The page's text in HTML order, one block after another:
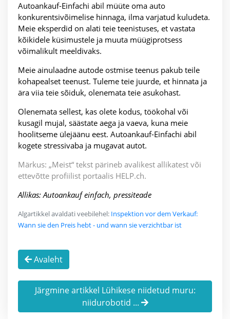
Autoankauf-Einfachi abil müüte oma auto
konkurentsivõimelise hinnaga, ilma varjatud kuludeta.
Meie eksperdid on alati teie teenistuses, et vastata
kõikidele küsimustele ja muuta müügiprotsess
võimalikult meeldivaks.
Meie ainulaadne autode ostmise teenus pakub teile
kohapealset teenust. Tuleme teie juurde, et hinnata ja
ära viia teie sõiduk, olenemata teie asukohast.
Olenemata sellest, kas olete kodus, töökohal või
kusagil mujal, säästate aega ja vaeva, kuna meie
hoolitseme ülejäänu eest. Autoankauf-Einfachi abil
kogete stressivaba ja mugavat autot.
Märkus: „Meist“ tekst pärineb avalikest allikatest või
ettevõtte profiilist portaalis HELP.ch.
Allikas: Autoankauf einfach, pressiteade
Algartikkel avaldati veebilehel: Inspektion vor dem Verkauf:
Wann sie den Preis hebt - und wann sie verzichtbar ist
Avaleht
Järgmine artikkel Lühikese niidetud muru:
niidurobotid ...